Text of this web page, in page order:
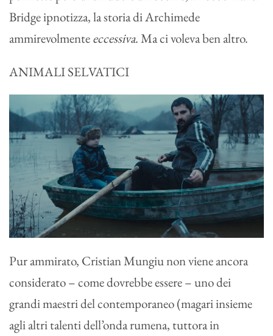
Bridge ipnotizza, la storia di Archimede
ammirevolmenteeccessiva. Ma ci voleva ben altro.
ANIMALI SELVATICI
Pur ammirato, Cristian Mungiu non viene ancora
considerato – come dovrebbe essere – uno dei
grandi maestri del contemporaneo (magari insieme
agli altri talenti dell’onda rumena, tuttora in